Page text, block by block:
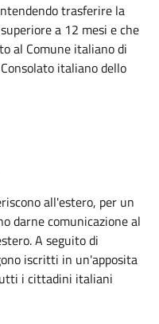
trasferire la
a 12 mesi e che
al Comune italiano di
italiano dello
all'estero, per un
darne comunicazione al
A seguito di
iscritti in un'apposita
i cittadini italiani